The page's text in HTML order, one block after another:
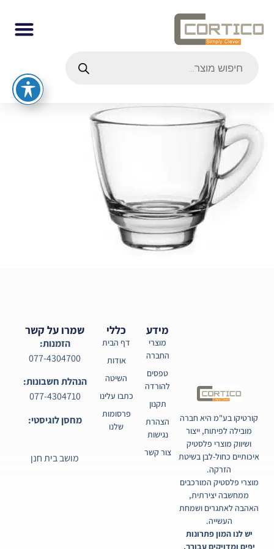
קורטיקו בע"מ היא חברה
מובילה לפיתוח, ייצור
ושיווק מוצרי פלסטיק
איכותיים כחול-לבן בשיטת
הזרקה.
מוצרי פלסטיק המורכבים
ממחשבה יצירתית,
האהבה לאתגרים ושמחת
העשייה.
יש לנו המון פתרונות
יפים ומדויקים עבורך.
כללי
דף הבית
אודות
השיטה
כתבו עלינו
פרסומות
שלנו
מידע
מוצרי
החברה
טפסים
להורדה
תקנון
הצהרת
נגישות
צור קשר
שמרו על קשר
הזמנות:
077-4304700
הנהלת חשבונות:
077-4304710
מחסן לוגיסטי:
מושב בית חנן